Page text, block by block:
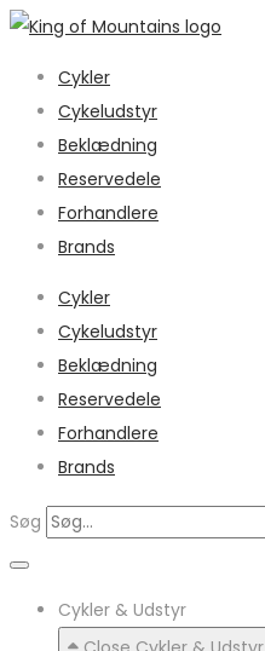
Cykler
Cykeludstyr
Beklædning
Reservedele
Forhandlere
Brands
Cykler
Cykeludstyr
Beklædning
Reservedele
Forhandlere
Brands
Søg
Cykler & Udstyr